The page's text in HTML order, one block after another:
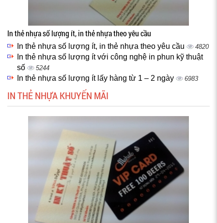
In thẻ nhựa số lượng ít, in thẻ nhựa theo yêu cầu
In thẻ nhựa số lượng ít, in thẻ nhựa theo yêu cầu 4820
In thẻ nhựa số lượng ít với công nghệ in phun kỹ thuật
số
5244
In thẻ nhựa số lượng ít lấy hàng từ 1 – 2 ngày 6983
IN THẺ NHỰA KHUYẾN MÃI